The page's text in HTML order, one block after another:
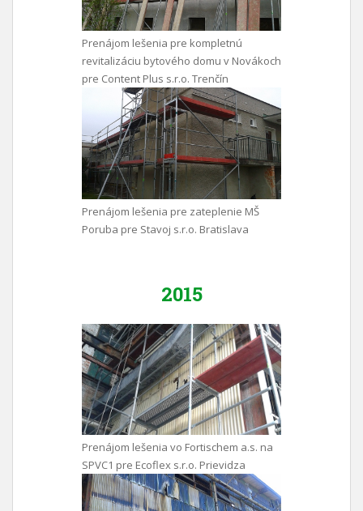
Prenájom lešenia pre kompletnú
revitalizáciu bytového domu v Novákoch
pre Content Plus s.r.o. Trenčín
Prenájom lešenia pre zateplenie MŠ
Poruba pre Stavoj s.r.o. Bratislava
2015
Prenájom lešenia vo Fortischem a.s. na
SPVC1 pre Ecoflex s.r.o. Prievidza